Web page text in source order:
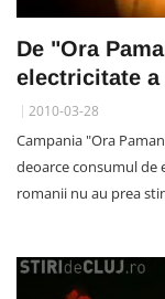
De "Ora
electricitate
2010-03-28
Campania "Ora
deoarce consumul de
romanii nu au prea